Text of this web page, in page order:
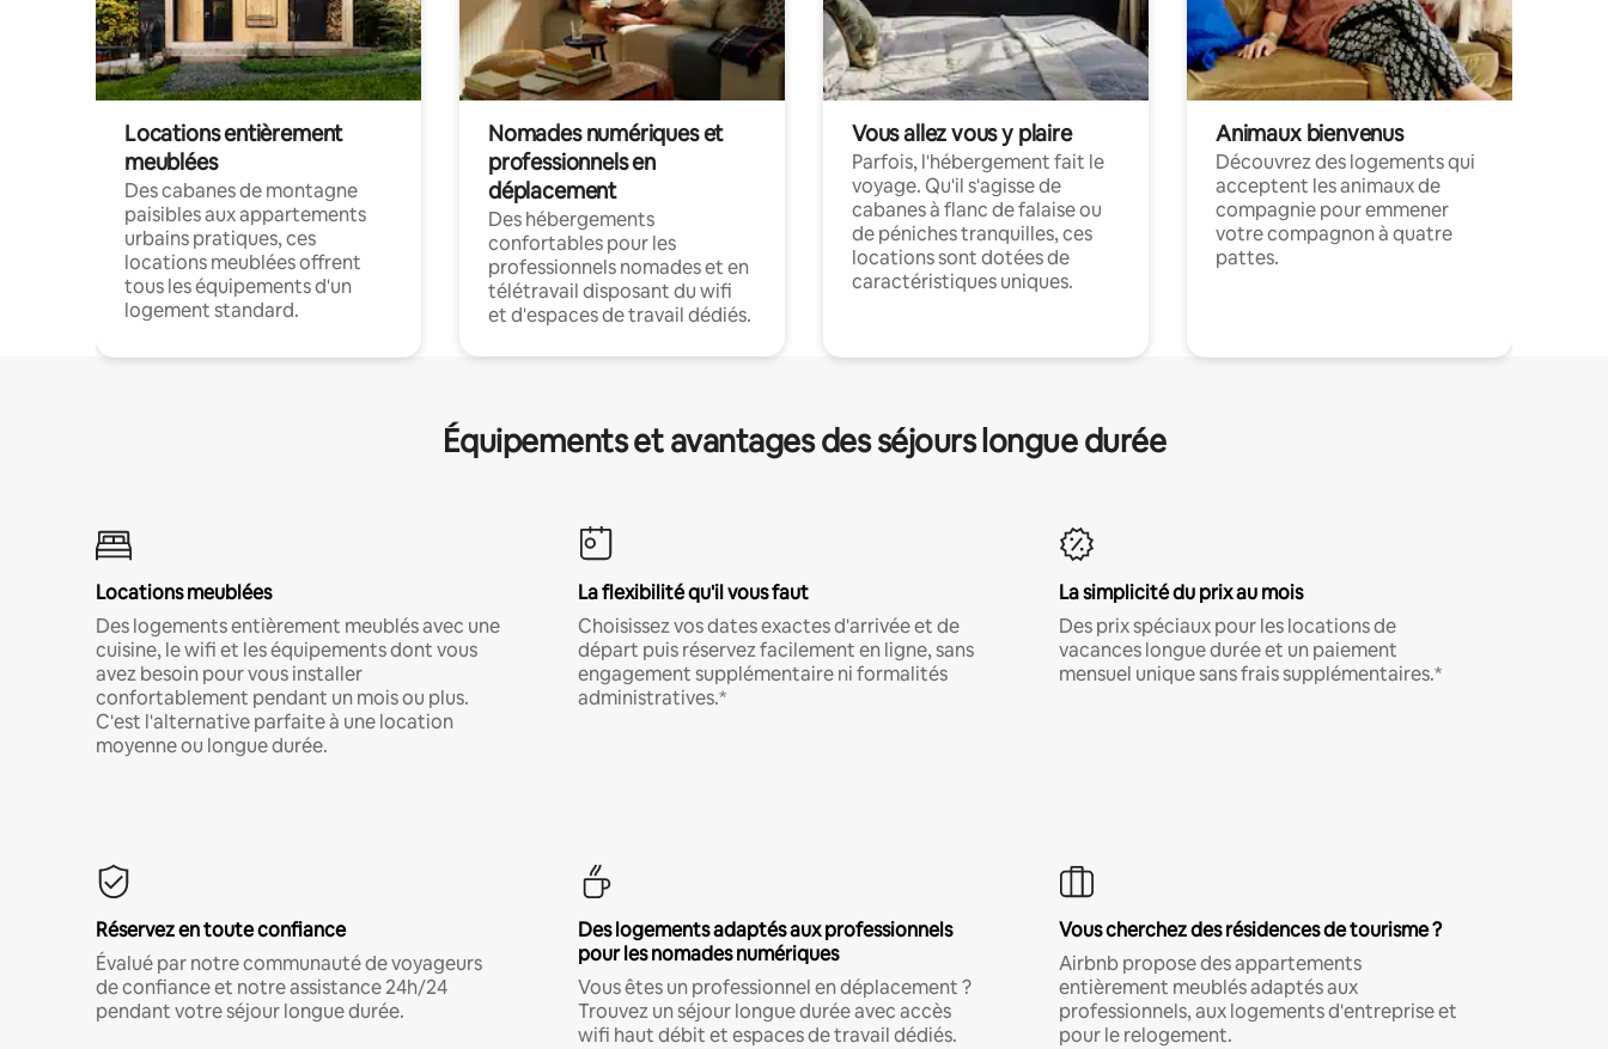
Locations entièrement
meublées
Des cabanes de montagne
paisibles aux appartements
urbains pratiques, ces
locations meublées offrent
tous les équipements d'un
logement standard.
Nomades numériques et
professionnels en
déplacement
Des hébergements
confortables pour les
professionnels nomades et en
télétravail disposant du wifi
et d'espaces de travail dédiés.
Vous allez vous y plaire
Parfois, l'hébergement fait le
voyage. Qu'il s'agisse de
cabanes à flanc de falaise ou
de péniches tranquilles, ces
locations sont dotées de
caractéristiques uniques.
Animaux bienvenus
Découvrez des logements qui
acceptent les animaux de
compagnie pour emmener
votre compagnon à quatre
pattes.
Équipements et avantages des séjours longue durée
Locations meublées
Des logements entièrement meublés avec une
cuisine, le wifi et les équipements dont vous
avez besoin pour vous installer
confortablement pendant un mois ou plus.
C'est l'alternative parfaite à une location
moyenne ou longue durée.
La flexibilité qu'il vous faut
Choisissez vos dates exactes d'arrivée et de
départ puis réservez facilement en ligne, sans
engagement supplémentaire ni formalités
administratives.*
La simplicité du prix au mois
Des prix spéciaux pour les locations de
vacances longue durée et un paiement
mensuel unique sans frais supplémentaires.*
Réservez en toute confiance
Évalué par notre communauté de voyageurs
de confiance et notre assistance 24h/24
pendant votre séjour longue durée.
Des logements adaptés aux professionnels
pour les nomades numériques
Vous êtes un professionnel en déplacement ?
Trouvez un séjour longue durée avec accès
wifi haut débit et espaces de travail dédiés.
Vous cherchez des résidences de tourisme ?
Airbnb propose des appartements
entièrement meublés adaptés aux
professionnels, aux logements d'entreprise et
pour le relogement.